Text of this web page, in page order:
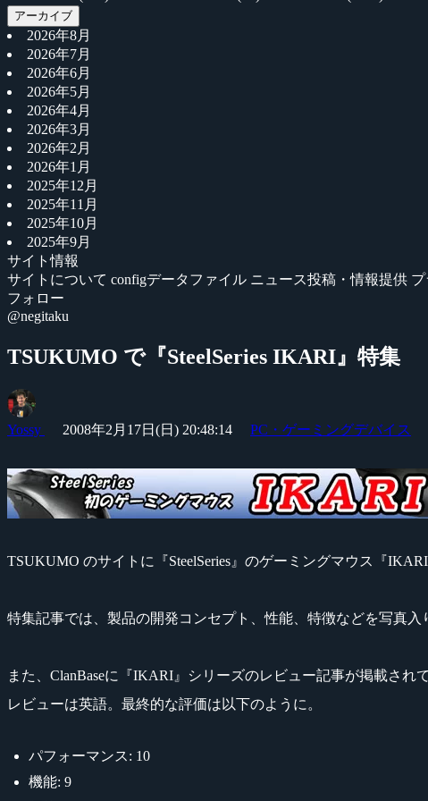
アーカイブ
2026年8月
2026年7月
2026年6月
2026年5月
2026年4月
2026年3月
2026年2月
2026年1月
2025年12月
2025年11月
2025年10月
2025年9月
サイト情報
サイトについて configデータファイル ニュース投稿・情報提供
フォロー
@negitaku
TSUKUMO で『SteelSeries IKARI』特集
Yossy 2008年2月17日(日) 20:48:14 PC・ゲーミングデバイス
TSUKUMO のサイトに『SteelSeries』のゲーミングマウス『
特集記事では、製品の開発コンセプト、性能、特徴などを写真入
また、ClanBaseに『IKARI』シリーズのレビュー記事が掲載され
レビューは英語。最終的な評価は以下のように。
パフォーマンス: 10
機能: 9